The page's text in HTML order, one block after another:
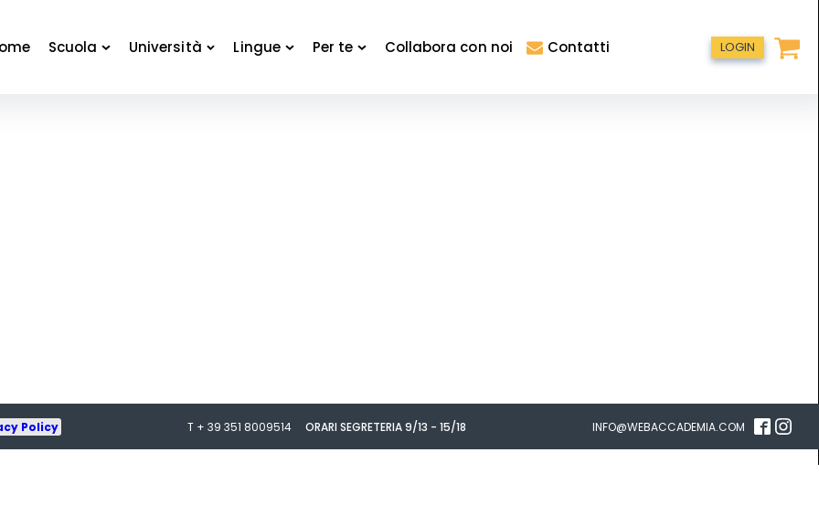
Scuola Università Lingue Per te Collabora con noi Contatti LOGIN
Policy T + 39 351 8009514 ORARI SEGRETERIA 9/13 - 15/18 INFO@WEBACCADEMIA.COM